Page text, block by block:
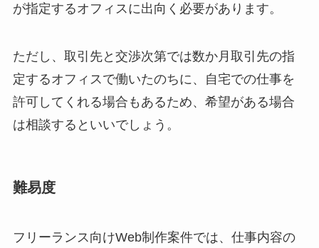
が指定するオフィスに出向く必要があります。
ただし、取引先と交渉次第では数か月取引先の指
定するオフィスで働いたのちに、自宅での仕事を
許可してくれる場合もあるため、希望がある場合
は相談するといいでしょう。
難易度
フリーランス向けWeb制作案件では、仕事内容の